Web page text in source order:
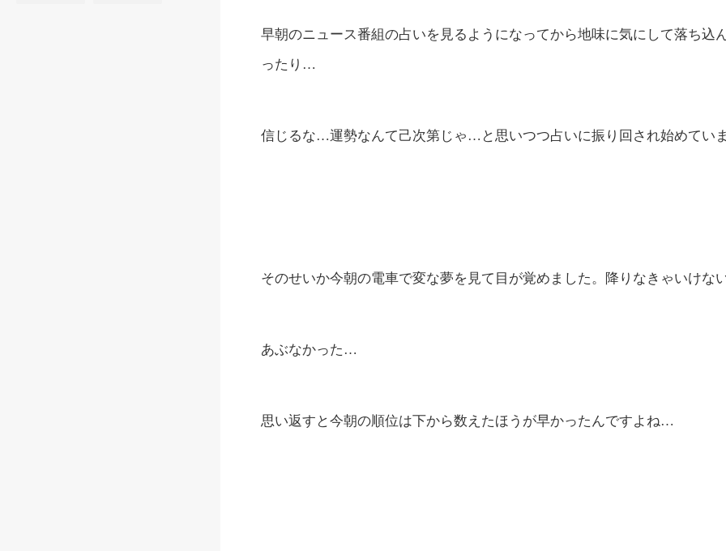
早朝のニュース番組の占いを見るようになってから地味に気にして落ち込
ったり…
信じるな…運勢なんて己次第じゃ…と思いつつ占いに振り回され始めてい
そのせいか今朝の電車で変な夢を見て目が覚めました。降りなきゃいけな
あぶなかった…
思い返すと今朝の順位は下から数えたほうが早かったんですよね…